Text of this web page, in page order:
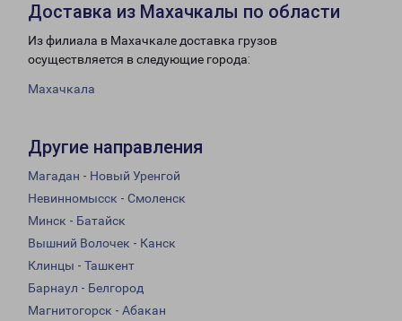
Доставка из Махачкалы по области
Из филиала в Махачкале доставка грузов
осуществляется в следующие города:
Махачкала
Другие направления
Магадан - Новый Уренгой
Невинномысск - Смоленск
Минск - Батайск
Вышний Волочек - Канск
Клинцы - Ташкент
Барнаул - Белгород
Магнитогорск - Абакан